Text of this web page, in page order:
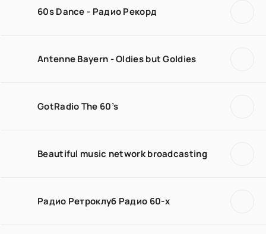
60s Dance - Радио Рекорд
Antenne Bayern - Oldies but Goldies
GotRadio The 60’s
Beautiful music network broadcasting
Радио Ретроклуб Радио 60-х